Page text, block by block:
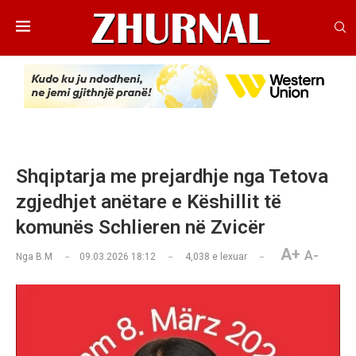
Shqiptarja me prejardhje nga Tetova
zgjedhjet anëtare e Këshillit të
komunës Schlieren në Zvicër
Nga B.M 09.03.2026 18:12 4,038 e lexuar A+ A-